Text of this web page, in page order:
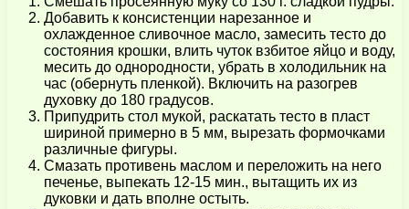
Добавить к консистенции нарезанное и
охлажденное сливочное масло, замесить тесто до
состояния крошки, влить чуток взбитое яйцо и воду,
месить до однородности, убрать в холодильник на
час (обернуть пленкой). Включить на разогрев
духовку до 180 градусов.
Припудрить стол мукой, раскатать тесто в пласт
шириной примерно в 5 мм, вырезать формочками
различные фигуры.
Смазать противень маслом и переложить на него
печенье, выпекать 12-15 мин., вытащить их из
дуковки и дать вполне остыть.